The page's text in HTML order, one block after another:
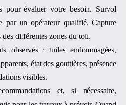
pour évaluer votre besoin. Survol
par un opérateur qualifié. Capture
des différentes zones du toit.
observés : tuiles endommagées,
état des gouttières, présence
visibles.
et, si nécessaire,